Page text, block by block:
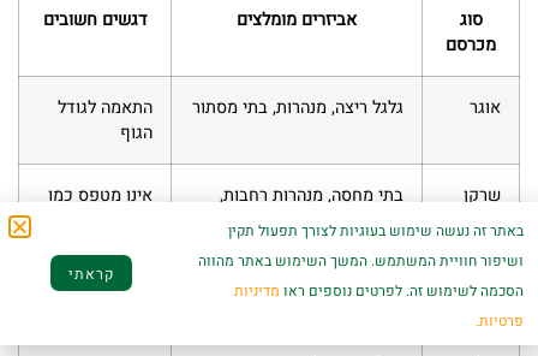
סוג
מכרסם
אביזרים מומלצים דגשים חשובים
אוגר גלגל ריצה, מנהרות, בתי מסתור
התאמה לגודל
הגוף
שרקן
בתי מחסה, מנהרות רחבות,
משטחי מנוחה
אינו מטפס כמו
צ'ינצ'ילה מדפים, סולמות, צעצועי לעיסה
זקוקה לפעילות
באתר זה נעשה שימוש בעוגיות לצורך תפעול תקין
ושיפור חוויית המשתמש. המשך השימוש באתר מהווה
הסכמה לשימוש זה. לפרטים נוספים ראו מדיניות
פרטיות.
קראתי